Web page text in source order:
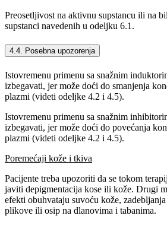
Preosetljivost na aktivnu supstancu ili na
supstanci navedenih u odeljku 6.1.
4.4. Posebna upozorenja
Istovremenu primenu sa snažnim
izbegavati, jer može doći do smanjenja
plazmi (videti odeljke 4.2 i 4.5).
Istovremenu primenu sa snažnim
izbegavati, jer može doći do povećanja
plazmi (videti odeljke 4.2 i 4.5).
Poremećaji kože i tkiva
Pacijente treba upozoriti da se tokom
javiti depigmentacija kose ili kože. Drugi
efekti obuhvataju suvoću kože,
plikove ili osip na dlanovima i tabanima.